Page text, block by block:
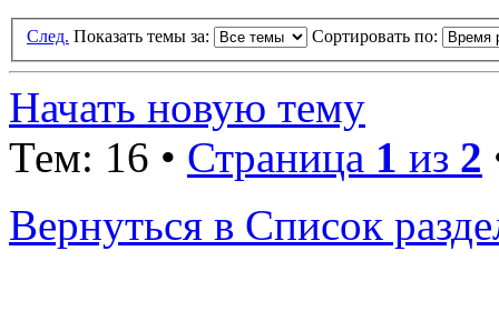
След. Показать темы за: Сортировать по:
Начать новую тему
Тем: 16 • Страница 1 из 2
Вернуться в Список